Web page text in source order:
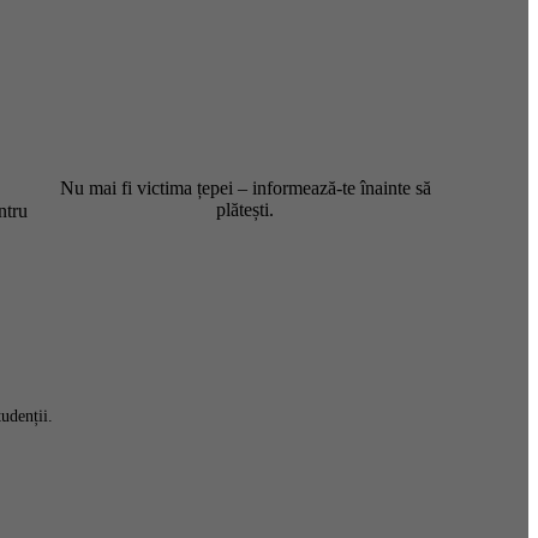
Nu mai fi victima țepei – informează-te înainte să
plătești.